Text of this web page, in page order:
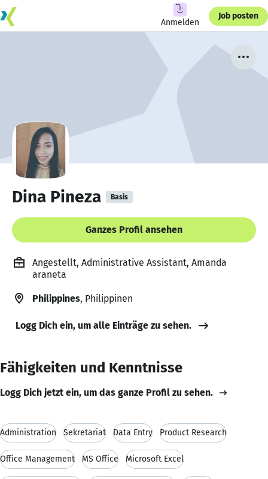
Anmelden
Job posten
Dina Pineza Basis
Ganzes Profil ansehen
Angestellt, Administrative Assistant, Amanda
araneta
Philippines, Philippinen
Logg Dich ein, um alle Einträge zu sehen.
Fähigkeiten und Kenntnisse
Logg Dich jetzt ein, um das ganze Profil zu sehen.
Administration Sekretariat Data Entry Product Research
Office Management MS Office Microsoft Excel